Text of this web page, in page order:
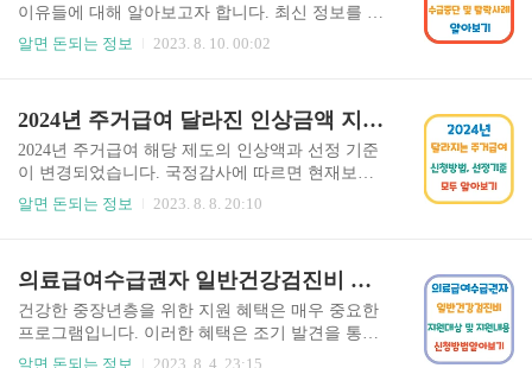
비 지원대상 서울형 아이 돌봄비 지원 대상 및 조건
서울시의 '서울형 아이 돌봄비'는 24~36개월 영아
를 키우는 맞벌이, 다자녀, 다문화, 한부모 가정 등
있으며, 다른 시도에 거주해도 가능합니다. 지급..
이유들에 대해 알아보고자 합니다. 최신 정보를 포
함하여 설명해 드리겠습니다. 특히, 10월과 11월에
탈락되는 이유들을 파악하시고 대비하시면 좋을
것으로 예상됩니다. 기초연금 부정수급 강화 정부
는 6월 1일부터 기초연금 부정수급 관리체계를 강
화하기로 발표했습니다. 이를 위해 부정수급 예측
모형 개발과 비대면 조사 시스템 확대 등 사후관리
확인 조사 대상자 선정에 활용할 것이며, 건강보험
요양급여 자료를 추가로 연계하여 정..
알면 돈되는 정보 2023. 8. 10. 00:02
2024년 주거급여 달라진 인상금액 지원금액 신청방법 선정기준
2024년 주거급여 해당 제도의 인상액과 선정 기준
이 변경되었습니다. 국정감사에 따르면 현재보다 7
4만 가구 이상이 주거급여를 받을 수 있는 상황임
가구들도 이제 주거급여를 받을 수 있게 되었으며,
이로 인해 더 많은 가구가 주거급여를 받을 수 있게
되었습니다. 이 글에서는 주거급여에 대한 최신 정
보와 최대 지원 금액에 대해서 알아보겠습니다. 주
알면 돈되는 정보 2023. 8. 8. 20:10
의료급여수급권자 일반건강검진비 지원대상 내용 및 신청방법 알아보기
건강한 중장년층을 위한 지원 혜택은 매우 중요한
프로그램입니다. 이러한 혜택은 조기 발견을 통해
건강을 지키고, 신속한 치료와 지속적인 관리로 건
알면 돈되는 정보 2023. 8. 4. 23:15